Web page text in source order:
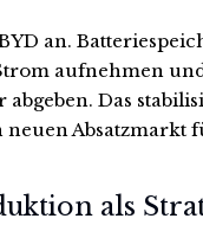
an.
aufnehmen
Das
Absatzmarkt
als